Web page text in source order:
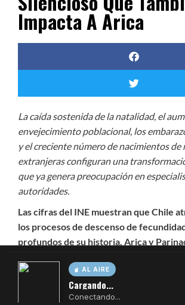
AL AIRE
Cargando...
Conectando...